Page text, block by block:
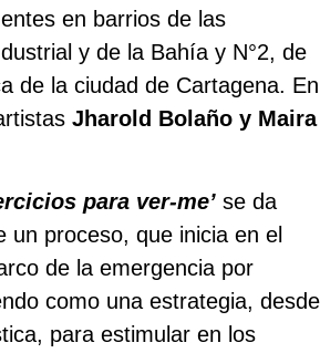
en barrios de las
y de la Bahía y N°2, de
de la ciudad de Cartagena. En
Jharold Bolaño y Maira
para ver-me’ se da
un proceso, que inicia en el
de la emergencia por
como una estrategia, desde
para estimular en los